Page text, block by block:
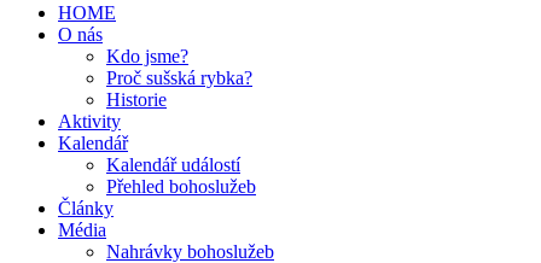
HOME
O nás
Kdo jsme?
Proč sušská rybka?
Historie
Aktivity
Kalendář
Kalendář událostí
Přehled bohoslužeb
Články
Média
Nahrávky bohoslužeb